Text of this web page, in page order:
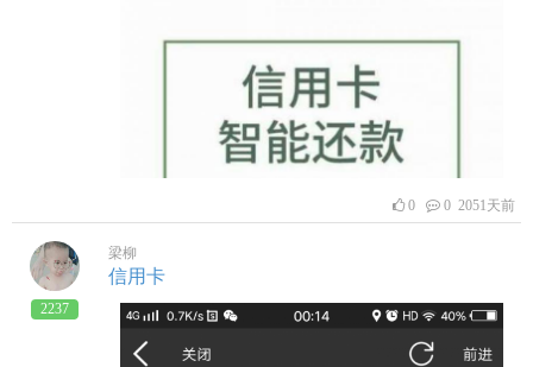
0 0 2051天前
2237
梁柳
信用卡